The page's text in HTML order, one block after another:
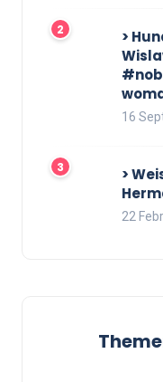
>
16
>
22